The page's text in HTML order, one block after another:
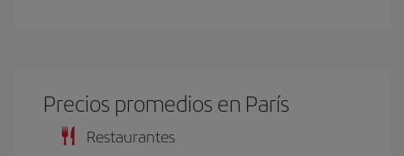
Precios promedios en París
Restaurantes